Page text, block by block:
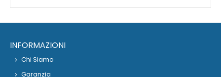
INFORMAZIONI
Chi Siamo
Garanzia